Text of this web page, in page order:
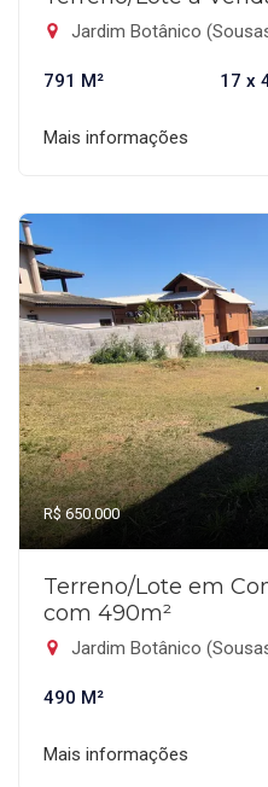
Jardim Botânico
791 M² 17 x
Mais informações
R$ 650.000
Terreno/Lote em
com 490m²
Jardim Botânico
490 M²
Mais informações